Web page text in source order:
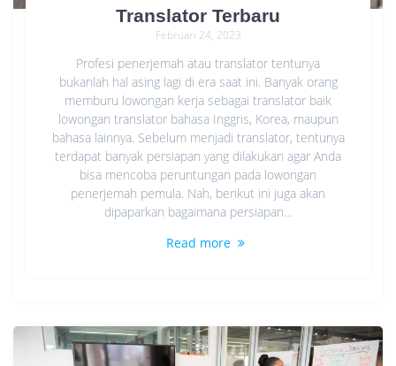
Translator Terbaru
Februari 24, 2023
Profesi penerjemah atau translator tentunya
bukanlah hal asing lagi di era saat ini. Banyak orang
memburu lowongan kerja sebagai translator baik
lowongan translator bahasa Inggris, Korea, maupun
bahasa lainnya. Sebelum menjadi translator, tentunya
terdapat banyak persiapan yang dilakukan agar Anda
bisa mencoba peruntungan pada lowongan
penerjemah pemula. Nah, berikut ini juga akan
dipaparkan bagaimana persiapan…
Read more